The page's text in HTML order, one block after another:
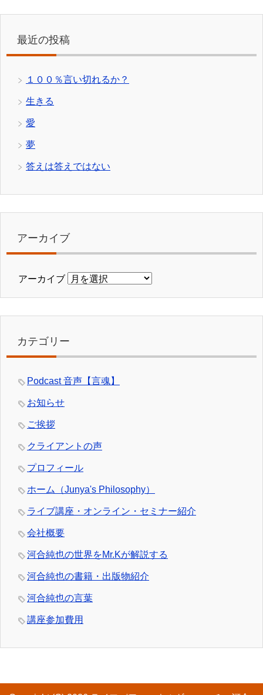
最近の投稿
１００％言い切れるか？
生きる
愛
夢
答えは答えではない
アーカイブ
アーカイブ
カテゴリー
Podcast 音声【言魂】
お知らせ
ご挨拶
クライアントの声
プロフィール
ホーム（Junya's Philosophy）
ライブ講座・オンライン・セミナー紹介
会社概要
河合純也の世界をMr.Kが解説する
河合純也の書籍・出版物紹介
河合純也の言葉
講座参加費用